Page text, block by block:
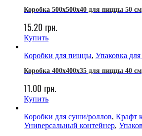
Коробка 500х500х40 для пиццы 50
15.20 грн.
Купить
Коробки для пиццы, Упаковка
Коробка 400х400х35 для пиццы 40
11.00 грн.
Купить
Коробки для суши/роллов, Крафт
Универсальный контейнер,